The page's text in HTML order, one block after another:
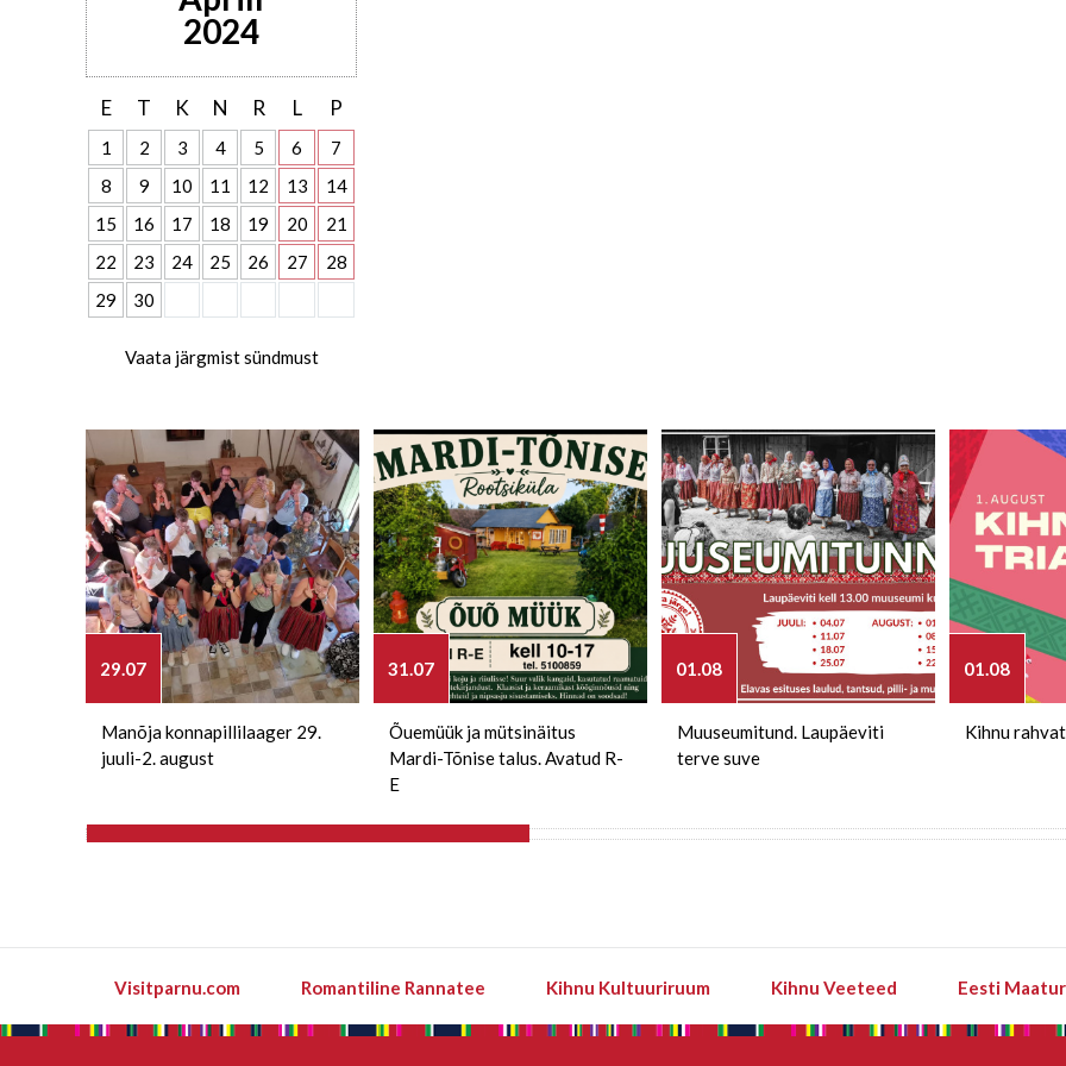
2024
E T K N R L P
1 2 3 4 5 6
7
8
9 10 11 12 13
14
15
16 17 18 19 20
21
22
23 24 25 26 27
28
29
30
Vaata järgmist sündmust
29.07
Manõja konnapillilaager 29.
juuli-2. august
31.07
Õuemüük ja mütsinäitus
Mardi-Tõnise talus. Avatud R-
E
01.08
Muuseumitund. Laupäeviti
terve suve
01.08
Kihnu
Visitparnu.com Romantiline Rannatee Kihnu Kultuuriruum Kihnu Veeteed Eesti